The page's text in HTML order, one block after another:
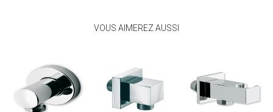
VOUS AIMEREZ AUSSI